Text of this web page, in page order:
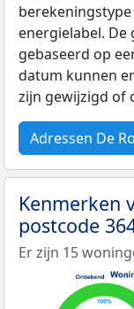
energielabel. De
gebaseerd op
datum kunnen
zijn gewijzigd of
Adressen De
Kenmerken
postcode
Er zijn 15